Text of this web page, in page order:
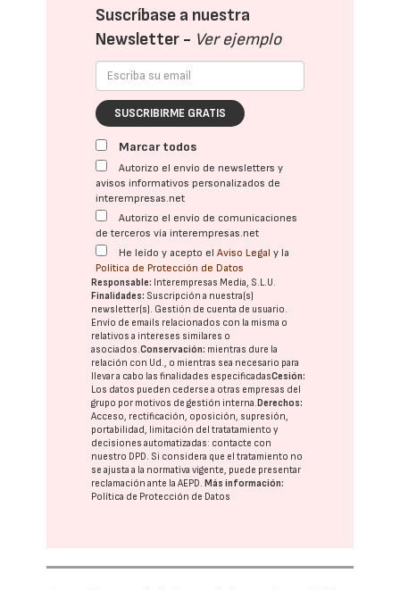
Suscríbase a nuestra
Newsletter - Ver ejemplo
SUSCRIBIRME GRATIS
Marcar todos
Autorizo el envío de newsletters y
avisos informativos personalizados de
interempresas.net
Autorizo el envío de comunicaciones
de terceros vía interempresas.net
He leído y acepto elAviso Legal y la
Política de Protección de Datos
Responsable: Interempresas Media, S.L.U.
Finalidades: Suscripción a nuestra(s)
newsletter(s). Gestión de cuenta de usuario.
Envío de emails relacionados con la misma o
relativos a intereses similares o
asociados.Conservación: mientras dure la
relación con Ud., o mientras sea necesario para
llevar a cabo las finalidades especificadasCesión:
Los datos pueden cederse a otras empresas del
grupo por motivos de gestión interna.Derechos:
Acceso, rectificación, oposición, supresión,
portabilidad, limitación del tratatamiento y
decisiones automatizadas: contacte con
nuestro DPD. Si considera que el tratamiento no
se ajusta a la normativa vigente, puede presentar
reclamación ante laAEPD.Más información:
Política de Protección de Datos